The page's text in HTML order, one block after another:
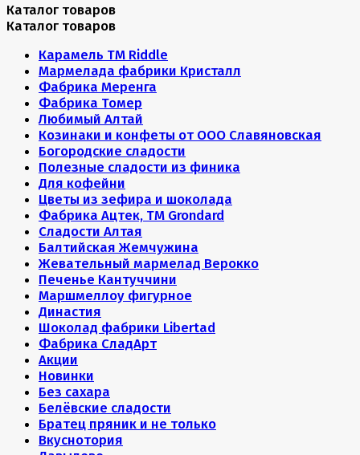
Каталог товаров
Каталог товаров
Карамель ТМ Riddle
Мармелада фабрики Кристалл
Фабрика Меренга
Фабрика Томер
Любимый Алтай
Козинаки и конфеты от ООО Славяновская
Богородские сладости
Полезные сладости из финика
Для кофейни
Цветы из зефира и шоколада
Фабрика Ацтек, ТМ Grondard
Сладости Алтая
Балтийская Жемчужина
Жевательный мармелад Верокко
Печенье Кантуччини
Маршмеллоу фигурное
Династия
Шоколад фабрики Libertad
Фабрика СладАрт
Акции
Новинки
Без сахара
Белёвские сладости
Братец пряник и не только
Вкуснотория